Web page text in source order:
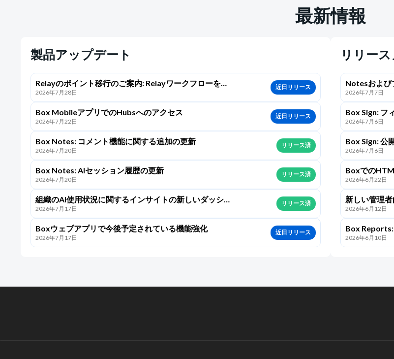
最新情報
製品アップデート
Relayのポイント移行のご案内: Relayワークフローを
Box Automateに簡単に移行
2026年7月28日
近日リリース
Box MobileアプリでのHubsへのアクセス
2026年7月22日
近日リリース
Box Notes: コメント機能に関する追加の更新
2026年7月20日
リリース済
Box Notes: AIセッション履歴の更新
2026年7月20日
リリース済
組織のAI使用状況に関するインサイトの新しいダッシュ
ボードのリリース
2026年7月17日
リリース済
Boxウェブアプリで今後予定されている機能強化
2026年7月17日
近日リリース
リリース
Notesおよび
ュメントレビ
2026年7月7日
Box Sign: フ
2026年7月6日
Box Sign: 公
のサポート
2026年7月6日
Boxでの
(2026年6月)
2026年6月22日
新しい管理
6月)
2026年6月12日
Box
(2026年6月)
2026年6月10日